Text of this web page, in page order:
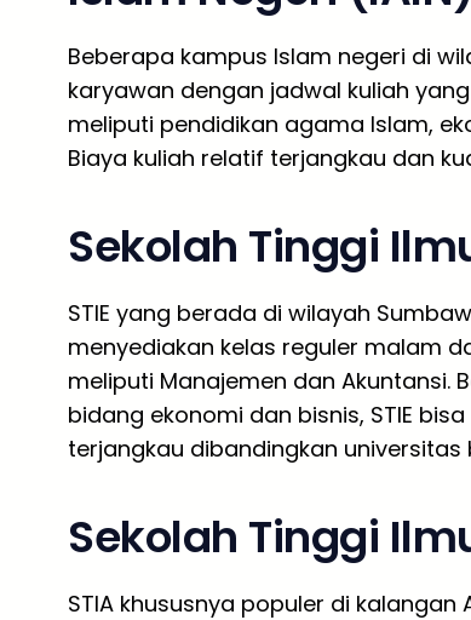
Beberapa kampus Islam negeri di
karyawan dengan jadwal kuliah
meliputi pendidikan agama Islam,
Biaya kuliah relatif terjangkau dan
Sekolah Tinggi
STIE yang berada di wilayah
menyediakan kelas reguler malam
meliputi Manajemen dan Akuntansi.
bidang ekonomi dan bisnis, STIE
terjangkau dibandingkan universitas
Sekolah Tinggi
STIA khususnya populer di